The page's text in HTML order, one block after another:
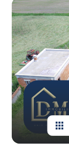
locations
estimation
nos
prestations
contact